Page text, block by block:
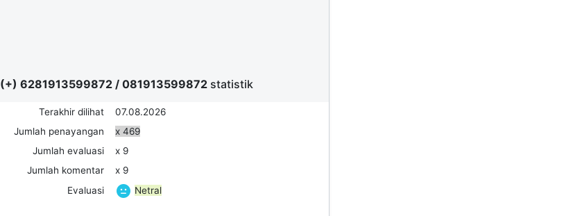
(+) 6281913599872 /081913599872 statistik
Terakhir dilihat
07.08.2026
Jumlah penayangan
x 469
Jumlah evaluasi
x 9
Jumlah komentar
x 9
Evaluasi
Netral